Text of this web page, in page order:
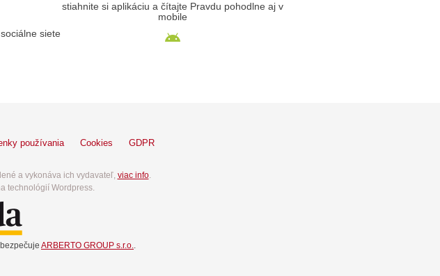
siete
stiahnite si aplikáciu a čítajte Pravdu pohodlne aj v
mobile
používania Cookies GDPR
a vykonáva ich vydavateľ, viac info.
technológií Wordpress.
ARBERTO GROUP s.r.o..